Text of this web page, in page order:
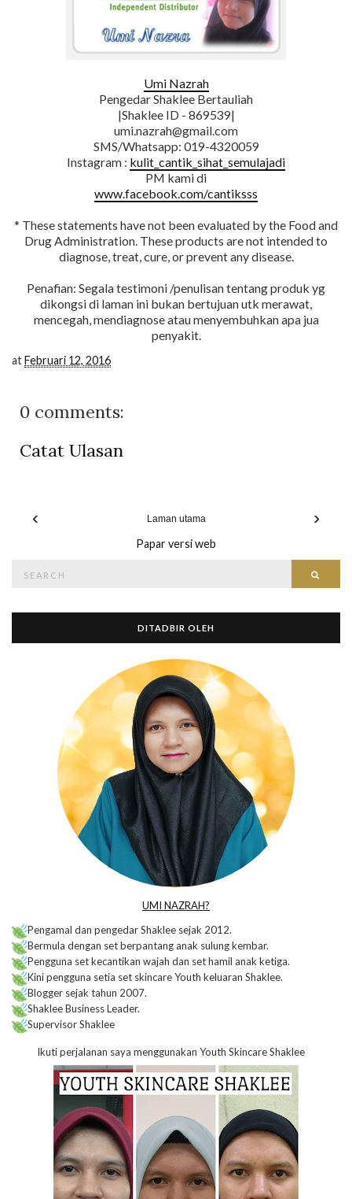
Umi Nazrah
Pengedar Shaklee Bertauliah
|Shaklee ID - 869539|
umi.nazrah@gmail.com
SMS/Whatsapp: 019-4320059
Instagram : kulit_cantik_sihat_semulajadi
PM kami di
www.facebook.com/cantiksss
* These statements have not been evaluated by the Food and
Drug Administration. These products are not intended to
diagnose, treat, cure, or prevent any disease.
Penafian: Segala testimoni /penulisan tentang produk yg
dikongsi di laman ini bukan bertujuan utk merawat,
mencegah, mendiagnose atau menyembuhkan apa jua
penyakit.
atFebruari 12, 2016
0 comments:
Catat Ulasan
‹ ›
Laman utama
Papar versi web
for:
DITADBIR OLEH
UMI NAZRAH?
Pengamal dan pengedar Shaklee sejak 2012.
Bermula dengan set berpantang anak sulung kembar.
Pengguna set kecantikan wajah dan set hamil anak ketiga.
Kini pengguna setia set skincare Youth keluaran Shaklee.
Blogger sejak tahun 2007.
Shaklee Business Leader.
Supervisor Shaklee
Ikuti perjalanan saya menggunakan Youth Skincare Shaklee